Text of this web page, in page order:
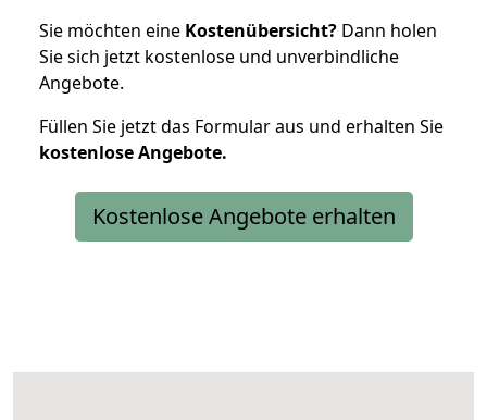
Sie möchten eine Kostenübersicht? Dann holen
Sie sich jetzt kostenlose und unverbindliche
Angebote.
Füllen Sie jetzt das Formular aus und erhalten Sie
kostenloseAngebote.
Kostenlose Angebote erhalten